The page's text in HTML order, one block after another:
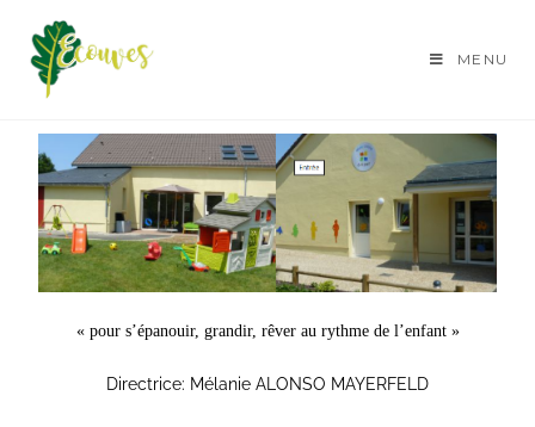
MENU
« pour s’épanouir, grandir, rêver au rythme de l’enfant »
Directrice: Mélanie ALONSO MAYERFELD